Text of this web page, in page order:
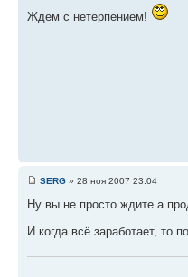
Ждем с нетерпением!
SERG » 28 ноя 2007 23:04
Ну вы не просто ждите а
И когда всё заработает, то